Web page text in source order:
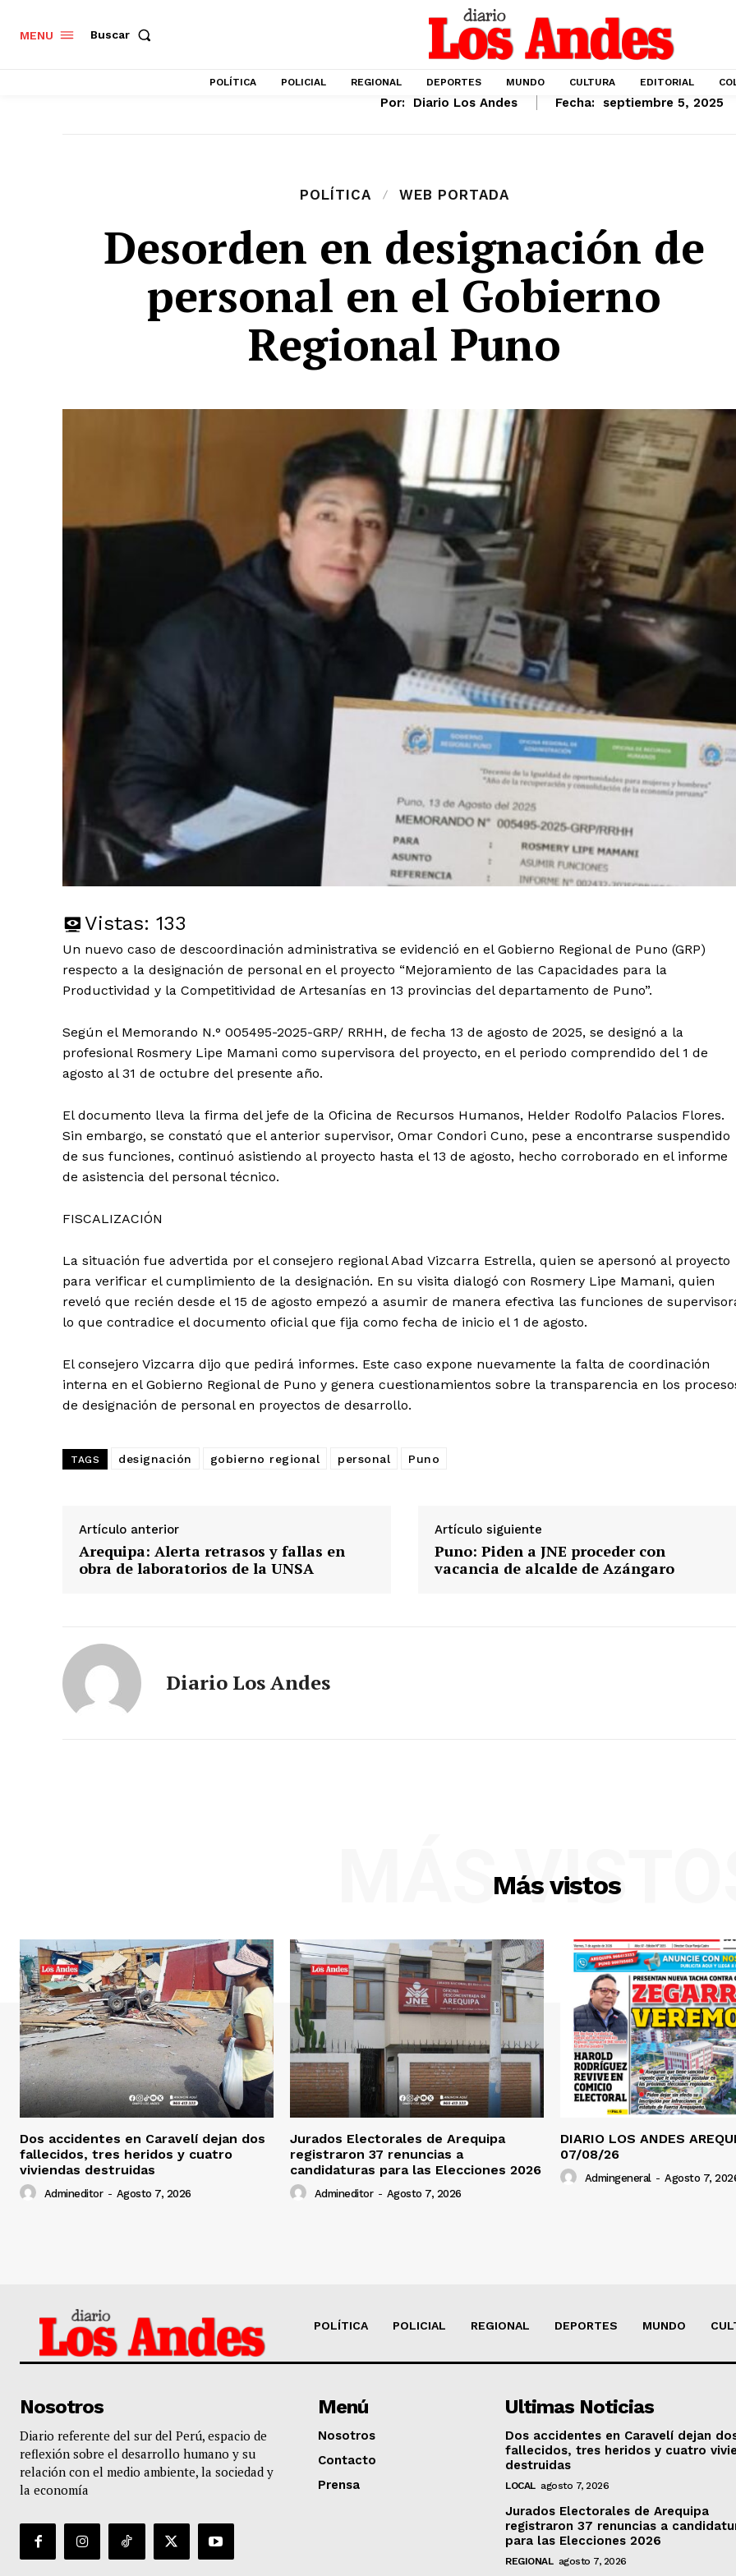
Diario los Andes
Nosotros
MENU Buscar
POLÍTICA POLICIAL REGIONAL DEPORTES MUNDO CULTURA EDITORIAL
Por: Diario Los Andes Fecha: septiembre 5, 2025
POLÍTICA WEB PORTADA
Desorden en designación de
personal en el Gobierno
Regional Puno
Vistas: 133
Un nuevo caso de descoordinación administrativa se evidenció en el Gobierno Regional de Puno (GRP)
respecto a la designación de personal en el proyecto “Mejoramiento de las Capacidades para la
Productividad y la Competitividad de Artesanías en 13 provincias del departamento de Puno”.
Según el Memorando N.° 005495-2025-GRP/ RRHH, de fecha 13 de agosto de 2025, se designó a la
profesional Rosmery Lipe Mamani como supervisora del proyecto, en el periodo comprendido del 1 de
agosto al 31 de octubre del presente año.
El documento lleva la firma del jefe de la Oficina de Recursos Humanos, Helder Rodolfo Palacios Flores.
Sin embargo, se constató que el anterior supervisor, Omar Condori Cuno, pese a encontrarse suspendido
de sus funciones, continuó asistiendo al proyecto hasta el 13 de agosto, hecho corroborado en el informe
de asistencia del personal técnico.
FISCALIZACIÓN
La situación fue advertida por el consejero regional Abad Vizcarra Estrella, quien se apersonó al proyecto
para verificar el cumplimiento de la designación. En su visita dialogó con Rosmery Lipe Mamani, quien
reveló que recién desde el 15 de agosto empezó a asumir de manera efectiva las funciones de
lo que contradice el documento oficial que fija como fecha de inicio el 1 de agosto.
El consejero Vizcarra dijo que pedirá informes. Este caso expone nuevamente la falta de coordinación
interna en el Gobierno Regional de Puno y genera cuestionamientos sobre la transparencia en los
de designación de personal en proyectos de desarrollo.
TAGS designación gobierno regional personal Puno
Artículo anterior
Arequipa: Alerta retrasos y fallas en
obra de laboratorios de la UNSA
Artículo siguiente
Puno: Piden a JNE proceder con
vacancia de alcalde de Azángaro
Diario Los Andes
Más vistos
MÁS
Dos accidentes en Caravelí dejan dos
fallecidos, tres heridos y cuatro
viviendas destruidas
Admineditor - Agosto 7, 2026
Jurados Electorales de Arequipa
registraron 37 renuncias a
candidaturas para las Elecciones 2026
Admineditor - Agosto 7, 2026
DIARIO LOS ANDES
07/08/26
Admingeneral - Agosto 7,
POLÍTICA POLICIAL REGIONAL DEPORTES MUNDO
Nosotros
Diario referente del sur del Perú, espacio de
reflexión sobre el desarrollo humano y su
relación con el medio ambiente, la sociedad y
la economía
Menú
Nosotros
Contacto
Prensa
Ultimas Noticias
Dos accidentes en Caravelí dejan
fallecidos, tres heridos y cuatro
destruidas
LOCAL agosto 7, 2026
Jurados Electorales de Arequipa
registraron 37 renuncias a
para las Elecciones 2026
REGIONAL agosto 7, 2026